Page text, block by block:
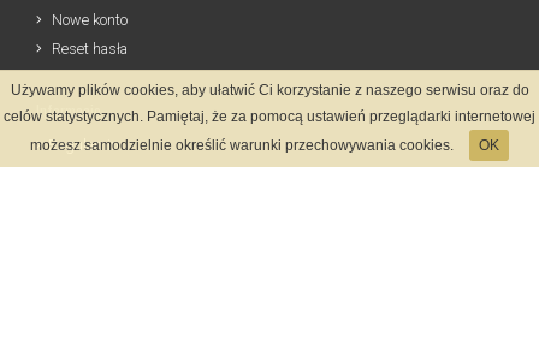
Nowe konto
Reset hasła
Informacje
Regulamin
Używamy plików cookies, aby ułatwić Ci korzystanie z naszego serwisu oraz do
celów statystycznych. Pamiętaj, że za pomocą ustawień przeglądarki internetowej
możesz samodzielnie określić warunki przechowywania cookies.
OK